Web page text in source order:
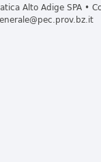
Alto Adige SPA •